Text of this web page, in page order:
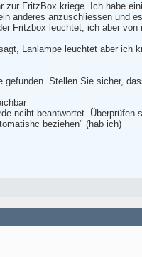
zur FritzBox kriege. Ich habe
anderes anzuschliessen und
Fritzbox leuchtet, ich aber
Lanlampe leuchtet aber
Stellen Sie sicher,
nciht beantwortet.
beziehen" (hab ich)